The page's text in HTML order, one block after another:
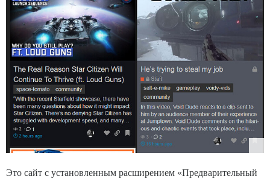
Это сайт с установленным расширением «Предварительный